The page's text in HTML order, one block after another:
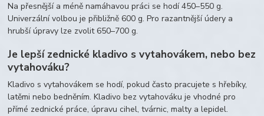
Na přesnější a méně namáhavou práci se hodí 450–550 g.
Univerzální volbou je přibližně 600 g. Pro razantnější údery a
hrubší úpravy lze zvolit 650–700 g.
Je lepší zednické kladivo s vytahovákem, nebo bez
vytahováku?
Kladivo s vytahovákem se hodí, pokud často pracujete s hřebíky,
latěmi nebo bedněním. Kladivo bez vytahováku je vhodné pro
přímé zednické práce, úpravu cihel, tvárnic, malty a lepidel.